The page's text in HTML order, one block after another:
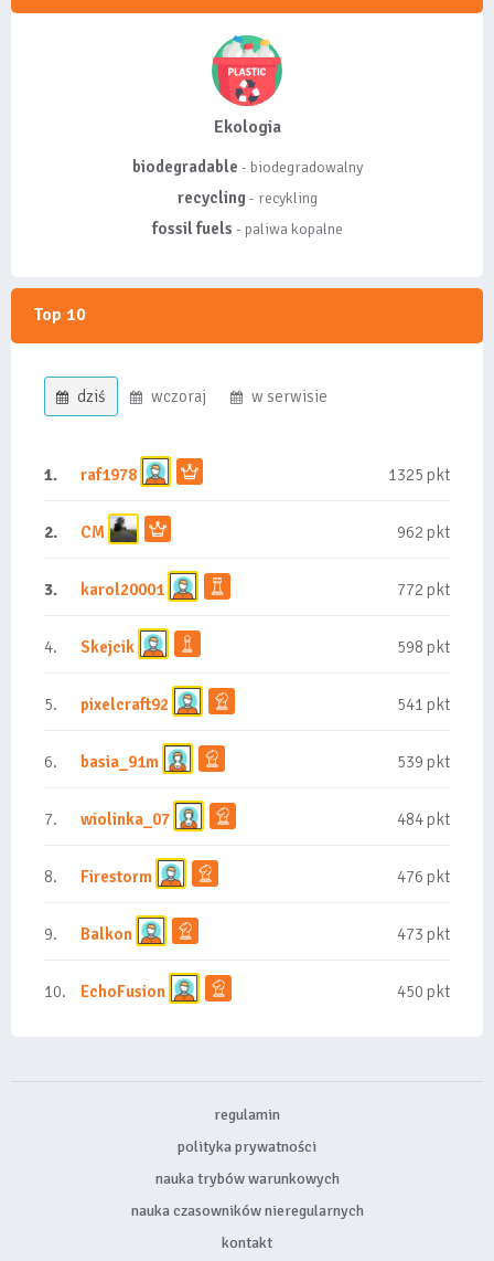
Ekologia
biodegradable - biodegradowalny
recycling- recykling
fossil fuels - paliwa kopalne
Top 10
dziś wczoraj w serwisie
1. raf1978 1325 pkt
2. CM 962 pkt
3. karol20001 772 pkt
4. Skejcik 598 pkt
5. pixelcraft92 541 pkt
6. basia_91m 539 pkt
7. wiolinka_07 484 pkt
8. Firestorm 476 pkt
9. Balkon 473 pkt
10. EchoFusion 450 pkt
regulamin
polityka prywatności
nauka trybów warunkowych
nauka czasowników nieregularnych
kontakt